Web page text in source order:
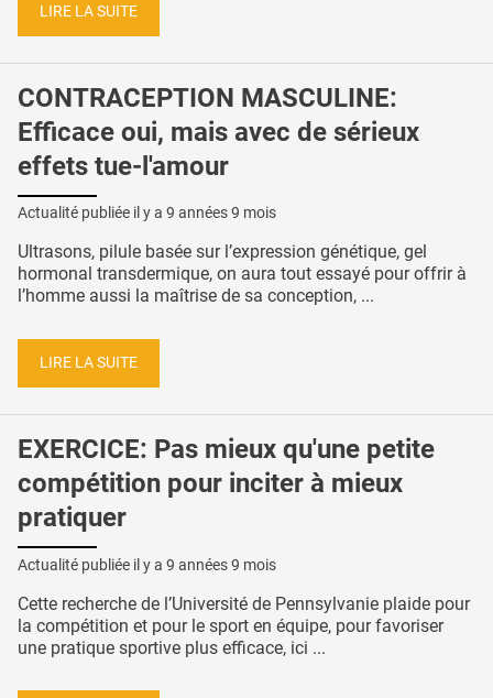
LIRE LA SUITE
CONTRACEPTION MASCULINE:
Efficace oui, mais avec de sérieux
effets tue-l'amour
Actualité publiée il y a 9 années 9 mois
Ultrasons, pilule basée sur l’expression génétique, gel
hormonal transdermique, on aura tout essayé pour offrir à
l’homme aussi la maîtrise de sa conception, ...
LIRE LA SUITE
EXERCICE: Pas mieux qu'une petite
compétition pour inciter à mieux
pratiquer
Actualité publiée il y a 9 années 9 mois
Cette recherche de l’Université de Pennsylvanie plaide pour
la compétition et pour le sport en équipe, pour favoriser
une pratique sportive plus efficace, ici ...